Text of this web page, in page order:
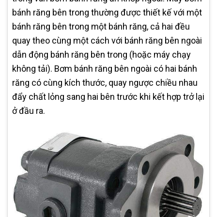
bánh răng bên trong thường được thiết kế với một
bánh răng bên trong một bánh răng, cả hai đều
quay theo cùng một cách với bánh răng bên ngoài
dẫn động bánh răng bên trong (hoặc máy chạy
không tải). Bơm bánh răng bên ngoài có hai bánh
răng có cùng kích thước, quay ngược chiều nhau
đẩy chất lỏng sang hai bên trước khi kết hợp trở lại
ở đầu ra.